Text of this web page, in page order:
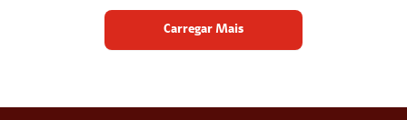
Carregar Mais